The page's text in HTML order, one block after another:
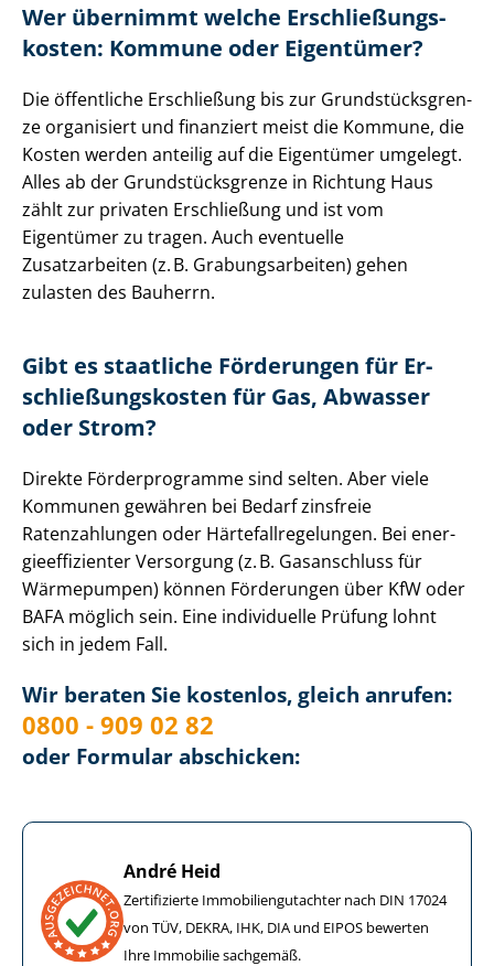
Wer übernimmt welche Er­schlie­ßungs­
kos­ten: Kommune oder Eigentümer?
Die öffentliche Erschließung bis zur Grund­stücks­gren­
ze organisiert und finanziert meist die Kommune, die
Kosten werden anteilig auf die Eigentümer umgelegt.
Alles ab der Grund­stücks­gren­ze in Richtung Haus
zählt zur privaten Erschließung und ist vom
Eigentümer zu tragen. Auch eventuelle
Zusatzarbeiten (z. B. Gra­bungs­ar­bei­ten) gehen
zulasten des Bauherrn.
Gibt es staatliche Förderungen für Er­
schlie­ßungs­kos­ten für Gas, Abwasser
oder Strom?
Direkte Förderprogramme sind selten. Aber viele
Kommunen gewähren bei Bedarf zinsfreie
Ratenzahlungen oder Här­te­fall­re­ge­lun­gen. Bei en­er­
gie­ef­fi­zi­en­ter Versorgung (z. B. Gasanschluss für
Wärmepumpen) können Förderungen über KfW oder
BAFA möglich sein. Eine individuelle Prüfung lohnt
sich in jedem Fall.
Wir beraten Sie kostenlos, gleich anrufen:
0800 - 909 02 82
oder Formular abschicken:
André Heid
Zertifizierte Im­mo­bi­li­en­gut­ach­ter nach DIN 17024
von TÜV, DEKRA, IHK, DIA und EIPOS bewerten
Ihre Immobilie sachgemäß.